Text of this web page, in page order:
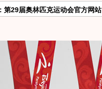
第29届奥林匹克运动会官方网站